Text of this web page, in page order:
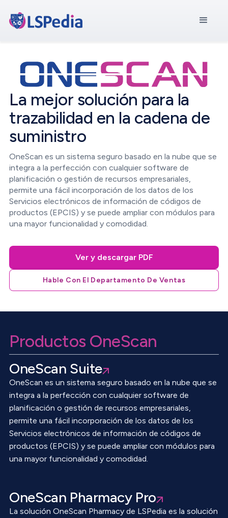
La mejor solución para la
trazabilidad en la cadena de
suministro
OneScan es un sistema seguro basado en la nube que se
integra a la perfección con cualquier software de
planificación o gestión de recursos empresariales,
permite una fácil incorporación de los datos de los
Servicios electrónicos de información de códigos de
productos (EPCIS) y se puede ampliar con módulos para
una mayor funcionalidad y comodidad.
Ver y descargar PDF
Hable Con El Departamento De Ventas
Productos OneScan
OneScan Suite
OneScan es un sistema seguro basado en la nube que se
integra a la perfección con cualquier software de
planificación o gestión de recursos empresariales,
permite una fácil incorporación de los datos de los
Servicios electrónicos de información de códigos de
productos (EPCIS) y se puede ampliar con módulos para
una mayor funcionalidad y comodidad.
OneScan Pharmacy Pro
La solución OneScan Pharmacy de LSPedia es la solución